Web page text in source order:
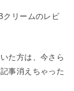
クリームのレビ
た方は、今さら
事消えちゃった